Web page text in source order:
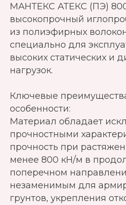
МАНТЕКС АТЕКС (ПЭ)
высокопрочный
из полиэфирных
специально для
высоких статических и
нагрузок.
Ключевые
особенности:
Материал обладает
прочностными
прочность при
менее 800 кН/м в
поперечном
незаменимым для
грунтов, укрепления